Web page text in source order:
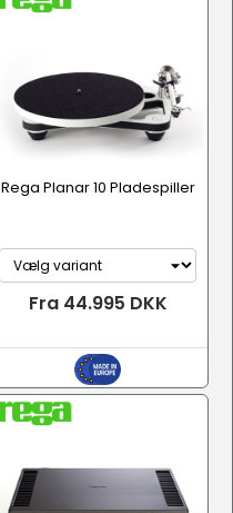
Rega Planar 10 Pladespiller
Fra 44.995 DKK